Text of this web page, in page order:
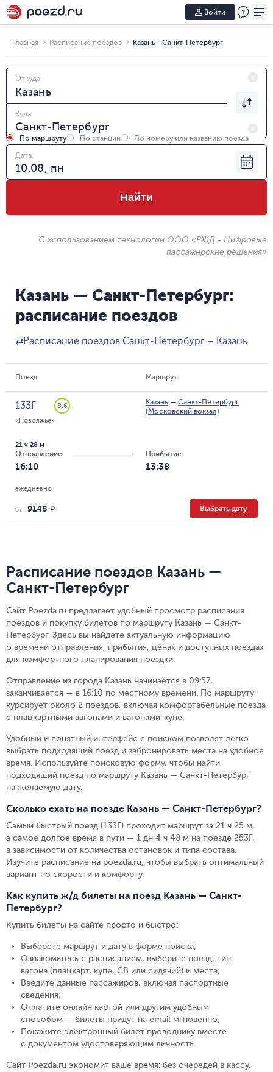
Войти
Главная Расписание поездов Казань - Санкт-Петербург
Откуда
Куда
По маршруту По станции
По номеру или названию поезда
Дата
Найти
С использованием технологии ООО «РЖД - Цифровые
пассажирские решения»
Казань — Санкт-Петербург:
расписание поездов
⇄Расписание поездов Санкт-Петербург – Казань
Поезд Маршрут
133Г
8.6
«Поволжье»
Казань — Санкт-Петербург
(Московский вокзал)
Отправление
16:10
21 ч 28 м
Прибытие
13:38
ежедневно
от 9148 R Выбрать дату
Расписание поездов Казань —
Санкт-Петербург
Сайт Poezda.ru предлагает удобный просмотр расписания
поездов и покупку билетов по маршруту Казань — Санкт-
Петербург. Здесь вы найдете актуальную информацию
о времени отправления, прибытия, ценах и доступных поездах
для комфортного планирования поездки.
Отправление из города Казань начинается в 09:57,
заканчивается — в 16:10 по местному времени. По маршруту
курсирует около 2 поездов, включая комфортабельные поезда
с плацкартными вагонами и вагонами-купе.
Удобный и понятный интерфейс с поиском позволят легко
выбрать подходящий поезд и забронировать места на удобное
время. Используйте поисковую форму, чтобы найти
подходящий поезд по маршруту Казань — Санкт-Петербург
на желаемую дату.
Сколько ехать на поезде Казань — Санкт-Петербург?
Самый быстрый поезд (133Г) проходит маршрут за 21 ч 25 м,
а самое долгое время в пути — 1 дн 4 ч 48 м на поезде 253Г,
в зависимости от количества остановок и типа состава.
Изучите расписание на poezda.ru, чтобы выбрать оптимальный
вариант по скорости и комфорту.
Как купить ж/д билеты на поезд Казань — Санкт-
Петербург?
Купить билеты на сайте просто и быстро:
Выберете маршрут и дату в форме поиска;
Ознакомьтесь с расписанием, выберите поезд, тип
вагона (плацкарт, купе, СВ или сидячий) и места;
Введите данные пассажиров, включая паспортные
сведения;
Оплатите онлайн картой или другим удобным
способом — билеты придут на email мгновенно;
Покажите электронный билет проводнику вместе
с документом удостоверяющим личность.
Сайт Poezda.ru экономит ваше время: без очередей в кассу,